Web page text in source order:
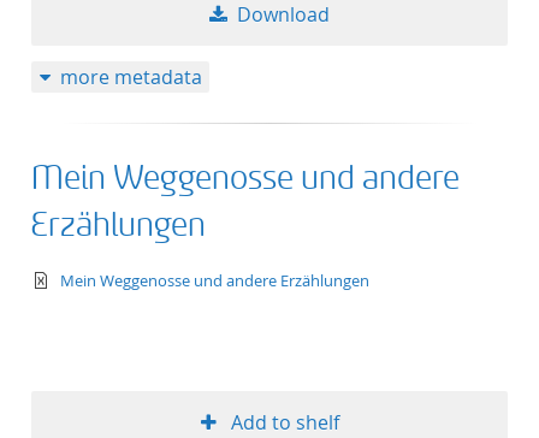
Download
more metadata
Mein Weggenosse und andere
Erzählungen
text/xml
Mein Weggenosse und andere Erzählungen
Add to shelf